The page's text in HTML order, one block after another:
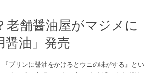
老舗醤油屋がマジメに
醤油」発売
『プリンに醤油をかけるとウニの味がする』とい